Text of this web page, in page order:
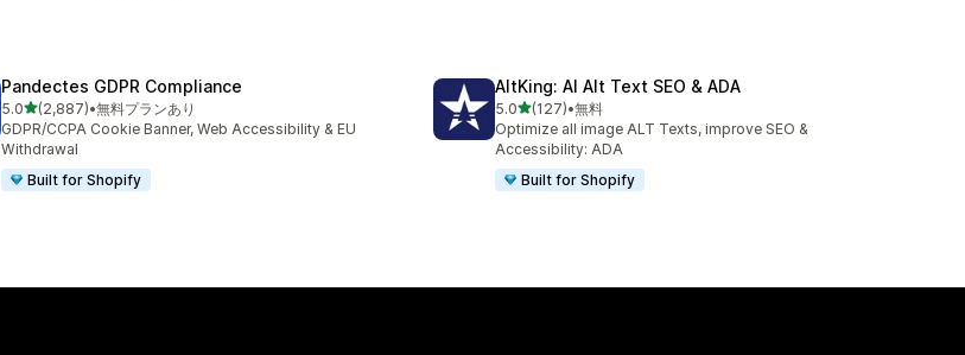
Pandectes GDPR Compliance
5.05つ星中
(2,887)
合計レビュー数：2887件
•無料プランあり
GDPR/CCPA Cookie Banner, Web Accessibility & EU
Withdrawal
Built for Shopify
AltKing: AI Alt Text SEO & ADA
5.05つ星中
(127)
合計レビュー数：127件
•無料
Optimize all image ALT Texts, improve SEO &
Accessibility: ADA
Built for Shopify